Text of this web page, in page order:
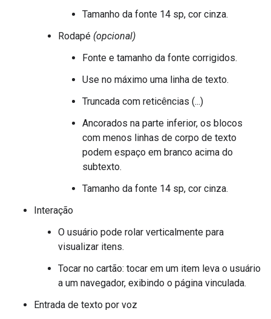
Tamanho da fonte 14 sp, cor cinza.
Rodapé (opcional)
Fonte e tamanho da fonte corrigidos.
Use no máximo uma linha de texto.
Truncada com reticências (...)
Ancorados na parte inferior, os blocos
com menos linhas de corpo de texto
podem espaço em branco acima do
subtexto.
Tamanho da fonte 14 sp, cor cinza.
Interação
O usuário pode rolar verticalmente para
visualizar itens.
Tocar no cartão: tocar em um item leva o usuário
a um navegador, exibindo o página vinculada.
Entrada de texto por voz